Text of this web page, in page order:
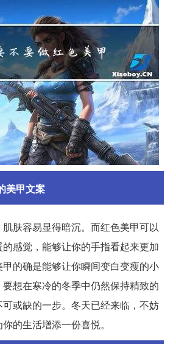
美甲文案
肤容易显得暗沉。而红色美甲可以
感觉，能够让你的手指看起来更加
的确是能够让你瞬间变白变瘦的小
想在寒冷的冬季中仍然保持精致的
或缺的一步。冬天已经来临，不妨
的生活增添一份喜悦。